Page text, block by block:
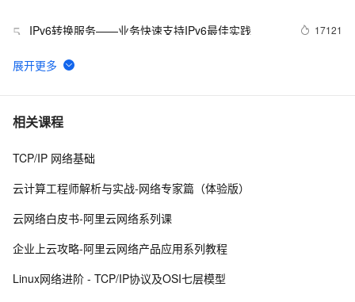
5 IPv6转换服务——业务快速支持IPv6最佳实践 17121
6 VPC最佳实践（一）：网络规划篇
7 一张图看懂阿里云网络产品【三】弹性公网IP
8 新功能：阿里云负载均衡SLB支持HTTP访问强制跳
（现已全地域覆盖）
10VPC最佳实践（二）：VPC内如何使用云产品
相关课程
TCP/IP 网络基础
云计算工程师解析与实战-网络专家篇（体验版）
云网络白皮书-阿里云网络系列课
企业上云攻略-阿里云网络产品应用系列教程
Linux网络进阶 - TCP/IP协议及OSI七层模型